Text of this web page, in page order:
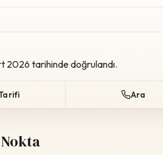
2026 tarihinde doğrulandı.
Ara
Nokta